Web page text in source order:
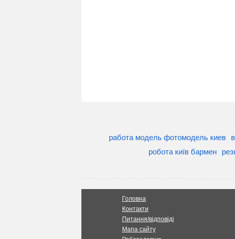
работа модель фотомодель киев
робота київ бармен
Головна
Контакти
Питання/відповіді
Мапа сайту